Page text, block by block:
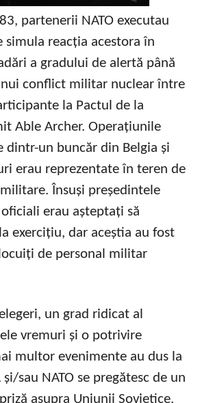
partenerii NATO executau
simula reacția acestora în
a gradului de alertă până
conflict militar nuclear între
la Pactul de la
Able Archer. Operațiunile
dintr-un buncăr din Belgia și
erau reprezentate în teren de
Însuși președintele
erau așteptați să
exercițiu, dar aceștia au fost
de personal militar
un grad ridicat al
vremuri și o potrivire
multor evenimente au dus la
sau NATO se pregătesc de un
asupra Uniunii Sovietice.